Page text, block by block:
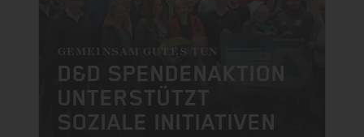
GEMEINSAM GUTES TUN
D&D SPENDENAKTION
UNTERSTÜTZT
SOZIALE INITIATIVEN